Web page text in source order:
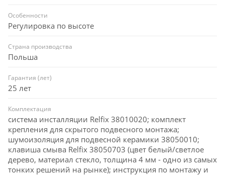
Особенности
Регулировка по высоте
Страна производства
Польша
Гарантия (лет)
25 лет
Комплектация
система инсталляции Relfix 38010020; комплект
крепления для скрытого подвесного монтажа;
шумоизоляция для подвесной керамики 38050010;
клавиша смыва Relfix 38050703 (цвет белый/светлое
дерево, материал стекло, толщина 4 мм - одно из самых
тонких решений на рынке); инструкция по монтажу и